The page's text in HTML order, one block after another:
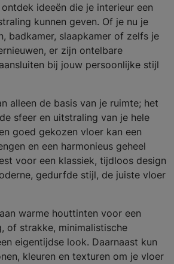
ideeën die je interieur een
kunnen geven. Of je nu je
badkamer, slaapkamer of zelfs je
er zijn ontelbare
bij jouw persoonlijke stijl
alleen de basis van je ruimte; het
sfeer en uitstraling van je hele
goed gekozen vloer kan een
en een harmonieus geheel
voor een klassiek, tijdloos design
gedurfde stijl, de juiste vloer
warme houttinten voor een
of strakke, minimalistische
eigentijdse look. Daarnaast kun
kleuren en texturen om je vloer